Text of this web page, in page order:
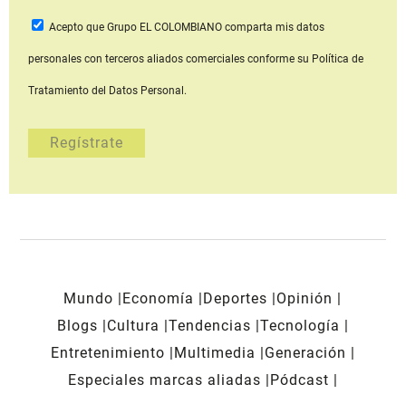
Acepto que Grupo EL COLOMBIANOcomparta mis datos
personales con terceros aliados comerciales conforme su Política de
Tratamiento del Datos Personal.
Mundo Economía Deportes
Opinión
Blogs
Cultura Tendencias Tecnología
Entretenimiento
Multimedia
Generación
Especiales marcas aliadas
Pódcast